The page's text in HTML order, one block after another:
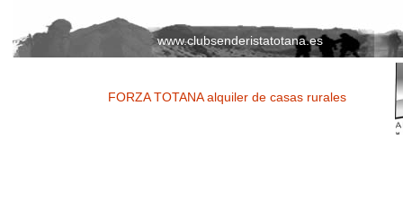
www.clubsenderistatotana.es
FORZA TOTANA alquiler de casas rurales